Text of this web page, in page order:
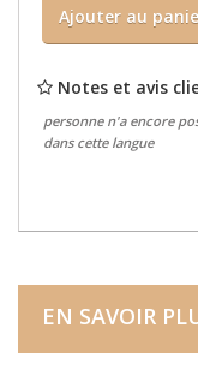
Ajouter au
Notes et avis
personne n'a encore
dans cette langue
EN SAVOIR